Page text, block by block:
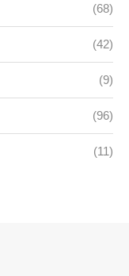
(68)
(42)
(9)
(96)
(11)